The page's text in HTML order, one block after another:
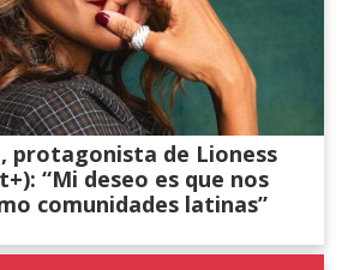
protagonista de Lioness
“Mi deseo es que nos
comunidades latinas”